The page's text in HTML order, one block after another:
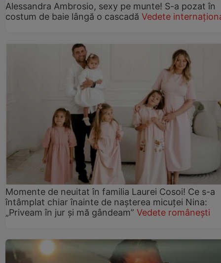
Alessandra Ambrosio, sexy pe munte! S-a pozat în
costum de baie lângă o cascadă Vedete
Momente de neuitat în familia Laurei Cosoi! Ce s-a
întâmplat chiar înainte de nașterea micuței Nina:
„Priveam în jur și mă gândeam” Vedete românești